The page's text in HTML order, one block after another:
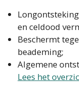
en celdood
Beschermt
beademing;
Algemene
Lees het